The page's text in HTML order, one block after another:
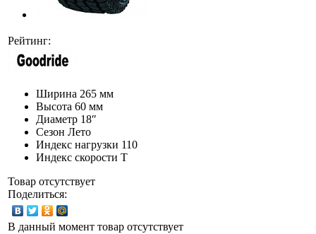
Рейтинг:
Ширина 265 мм
Высота 60 мм
Диаметр 18″
Сезон Лето
Индекс нагрузки 110
Индекс скорости T
Товар отсутствует
Поделиться:
В данный момент товар отсутствует